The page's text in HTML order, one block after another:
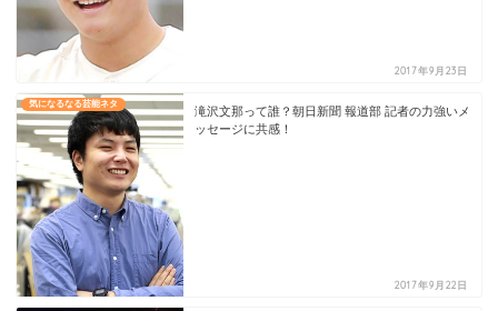
2017年9月23日
気になるなる芸能ネタ
滝沢文那って誰？朝日新聞 報道部 記者の力強いメ
ッセージに共感！
2017年9月22日